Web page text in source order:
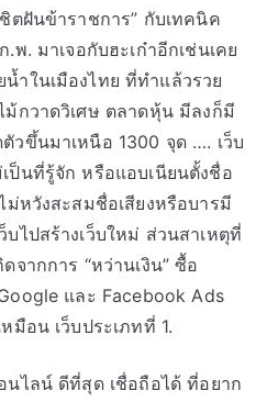
ตฝันข้าราชการ” กับเทคนิค
พ. มาเจอกับฮะเก๋าอีกเช่นเคย
ำในเมืองไทย ที่ทำแล้วรวย
กวาดวิเศษ ตลาดหุ้น มีลงก็มี
วขึ้นมาเหนือ 1300 จุด …. เว็บ
ป็นที่รู้จัก หรือแอบเนียนตั้งชื่อ
ม่หวังสะสมชื่อเสียงหรือบารมี
บไปสร้างเว็บใหม่ ส่วนสาเหตุที่
จากการ “หว่านเงิน” ซื้อ
และ Facebook Ads
มือน เว็บประเภทที่ 1.
นไลน์ ดีที่สุด เชื่อถือได้ ที่อยาก